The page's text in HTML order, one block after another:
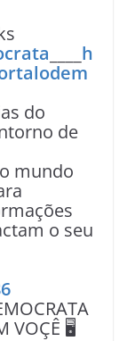
h
do
de
mundo
o seu
VOÇÊ 🖥️